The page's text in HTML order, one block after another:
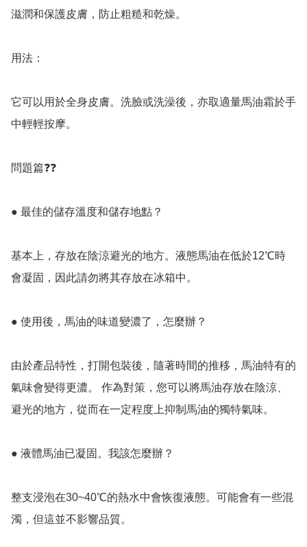
滋潤和保護皮膚，防止粗糙和乾燥。
用法：
它可以用於全身皮膚。洗臉或洗澡後，亦取適量馬油霜於手
中輕輕按摩。
問題篇❓️❓️
● 最佳的儲存溫度和儲存地點？
基本上，存放在陰涼避光的地方。液態馬油在低於12℃時
會凝固，因此請勿將其存放在冰箱中。
● 使用後，馬油的味道變濃了，怎麼辦？
由於產品特性，打開包裝後，隨著時間的推移，馬油特有的
氣味會變得更濃。 作為對策，您可以將馬油存放在陰涼、
避光的地方，從而在一定程度上抑制馬油的獨特氣味。
● 液體馬油已凝固。我該怎麼辦？
整支浸泡在30~40℃的熱水中會恢復液態。可能會有一些混
濁，但這並不影響品質。